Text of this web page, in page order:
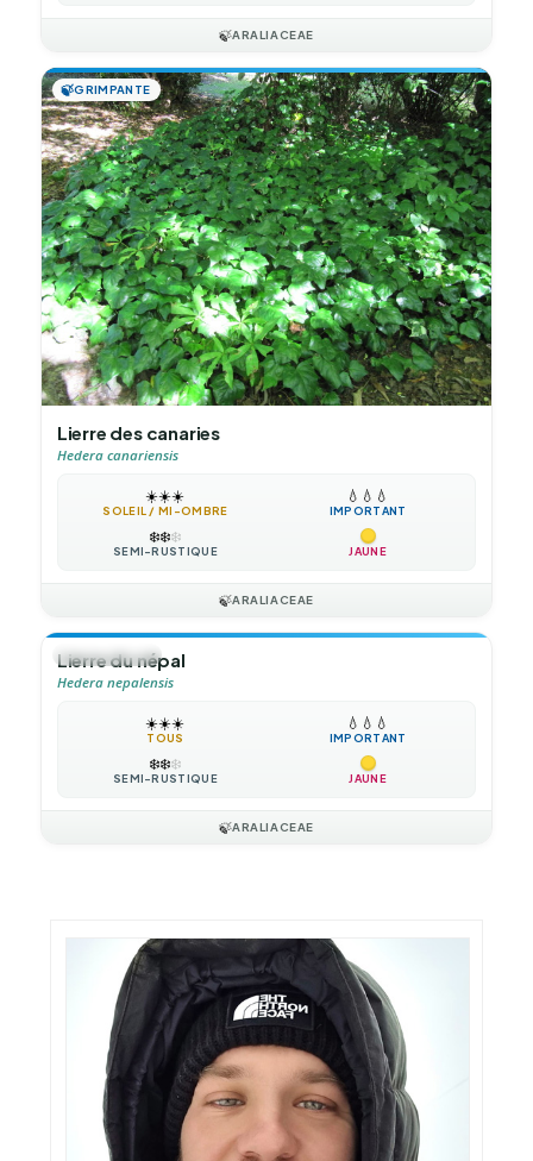
🍃ARALIACEAE
🍃GRIMPANTE
Lierre des canaries
Hedera canariensis
☀️☀️☀️
SOLEIL / MI-OMBRE
💧 💧 💧
IMPORTANT
❄️❄️❄️
SEMI-RUSTIQUE JAUNE
🍃ARALIACEAE
🍃GRIMPANTE
Lierre du népal
Hedera nepalensis
☀️☀️☀️
TOUS
💧 💧 💧
IMPORTANT
❄️❄️❄️
SEMI-RUSTIQUE JAUNE
🍃ARALIACEAE